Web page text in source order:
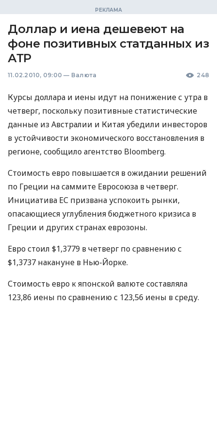
Доллар и иена дешевеют на
фоне позитивных статданных из
АТР
11.02.2010, 09:00 — Валюта 248
Курсы доллара и иены идут на понижение с утра в
четверг, поскольку позитивные статистические
данные из Австралии и Китая убедили инвесторов
в устойчивости экономического восстановления в
регионе, сообщило агентство Bloomberg.
Стоимость евро повышается в ожидании решений
по Греции на саммите Евросоюза в четверг.
Инициатива ЕС призвана успокоить рынки,
опасающиеся углубления бюджетного кризиса в
Греции и других странах еврозоны.
Евро стоил $1,3779 в четверг по сравнению с
$1,3737 накануне в Нью-Йорке.
Стоимость евро к японской валюте составляла
123,86 иены по сравнению с 123,56 иены в среду.